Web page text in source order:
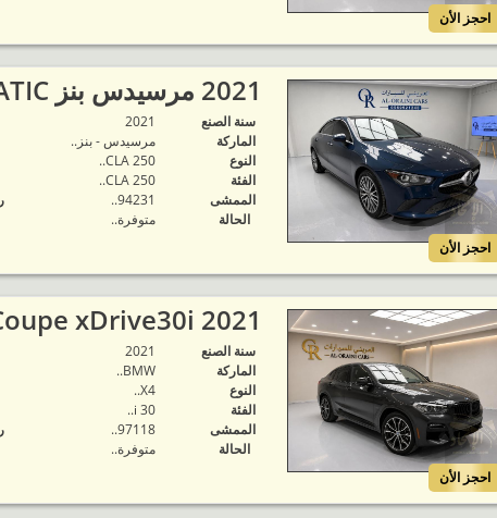
احجز الأن
2021 مرسيدس بنز CLA 250 4MATIC..
سنة الصنع
2021
الماركة
مرسيدس - بنز..
النوع
CLA 250..
الفئة
CLA 250..
الممشى
94231..
الحالة
متوفرة‬..
احجز الأن
2021 BMW X4 Coupe xDrive30i..
سنة الصنع
2021
الماركة
BMW..
النوع
X4..
الفئة
30 i..
الممشى
97118..
الحالة
متوفرة‬..
احجز الأن